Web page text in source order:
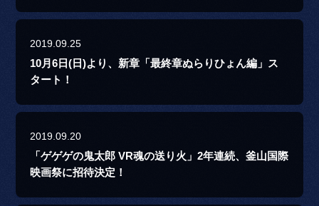
2019.09.25
10月6日(日)より、新章「最終章ぬらりひょん編」ス
タート！
2019.09.20
「ゲゲゲの鬼太郎 VR魂の送り火」2年連続、釜山国際
映画祭に招待決定！